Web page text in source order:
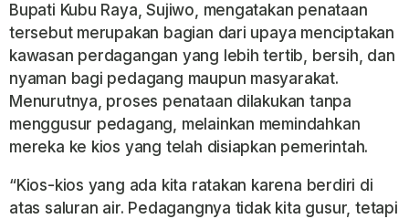
Bupati Kubu Raya, Sujiwo, mengatakan penataan
tersebut merupakan bagian dari upaya menciptakan
kawasan perdagangan yang lebih tertib, bersih, dan
nyaman bagi pedagang maupun masyarakat.
Menurutnya, proses penataan dilakukan tanpa
menggusur pedagang, melainkan memindahkan
mereka ke kios yang telah disiapkan pemerintah.
“Kios-kios yang ada kita ratakan karena berdiri di
atas saluran air. Pedagangnya tidak kita gusur, tetapi